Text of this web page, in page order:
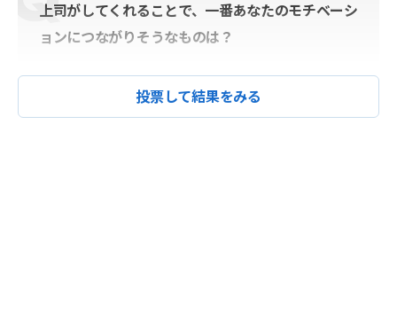
上司がしてくれることで、一番あなたのモチベーシ
ョンにつながりそうなものは？
投票して結果をみる